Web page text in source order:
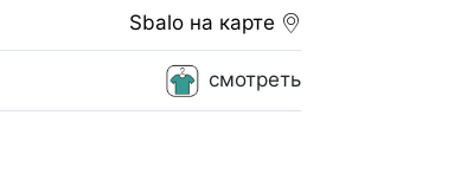
Sbalo на карте
смотреть